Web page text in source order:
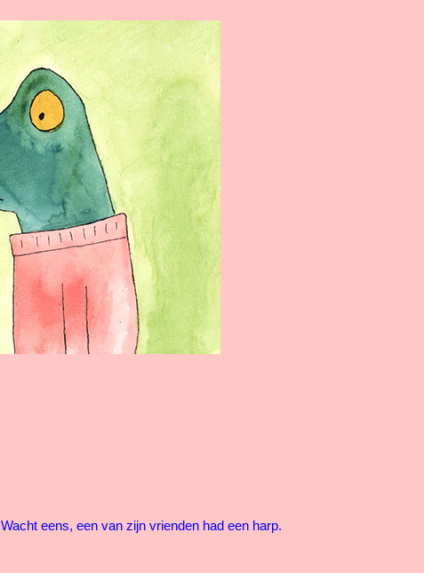
Wacht eens, een van zijn vrienden had een harp.